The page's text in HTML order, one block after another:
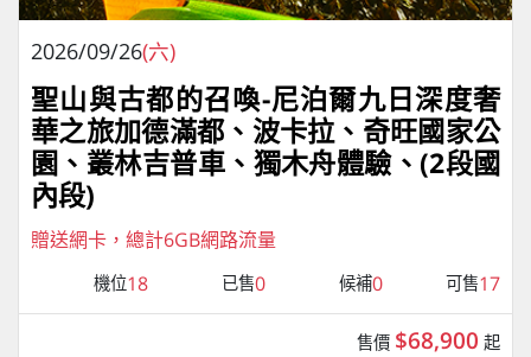
2026/09/26(六)
聖山與古都的召喚-尼泊爾九日深度奢
華之旅加德滿都、波卡拉、奇旺國家公
園、叢林吉普車、獨⽊⾈體驗、(2段國
內段)
贈送網卡，總計6GB網路流量
機位18 已售0 候補0 可售17
售價 $68,900 起